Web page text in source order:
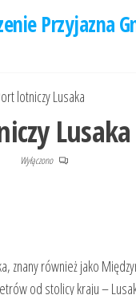
Przyjazna
lotniczy Lusaka
Lusaka
Wyłączono
znany również jako
od stolicy kraju –